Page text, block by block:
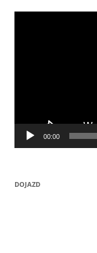
Odtwarzacz
00:00
DOJAZD